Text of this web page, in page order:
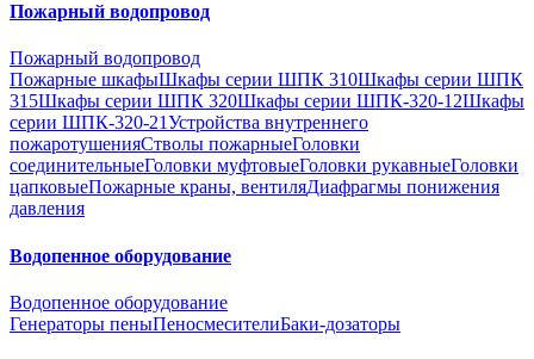
Пожарный водопровод
Пожарный водопровод
Пожарные шкафыШкафы серии ШПК 310Шкафы серии ШПК
315Шкафы серии ШПК 320Шкафы серии ШПК-320-12Шкафы
серии ШПК-320-21Устройства внутреннего
пожаротушенияСтволы пожарныеГоловки
соединительныеГоловки муфтовыеГоловки рукавныеГоловки
цапковыеПожарные краны, вентиляДиафрагмы понижения
давления
Водопенное оборудование
Водопенное оборудование
Генераторы пеныПеносмесителиБаки-дозаторы